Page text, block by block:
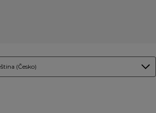
(Česko)